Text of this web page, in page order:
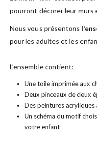
pourront décorer leur murs
Nous vous présentons
pour les adultes et les
L’ensemble contient:
Une toile imprimée aux
Deux pinceaux de deux
Des peintures
Un schéma du motif
votre enfant